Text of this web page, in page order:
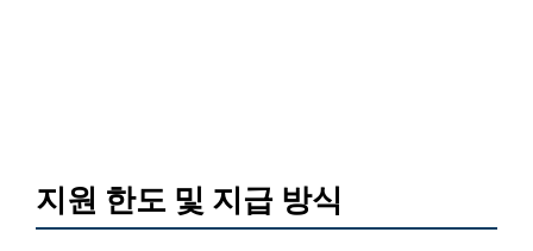
지원 한도 및 지급 방식